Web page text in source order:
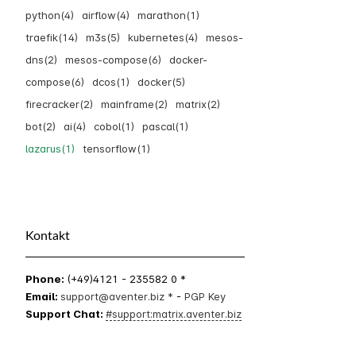
python(4)
airflow(4)
marathon(1)
traefik(14)
m3s(5) kubernetes(4)
mesos-
dns(2)
mesos-compose(6)
docker-
compose(6)
dcos(1)
docker(5)
firecracker(2)
mainframe(2)
matrix(2)
bot(2)
ai(4) cobol(1)
pascal(1)
lazarus(1)
tensorflow(1)
Kontakt
Phone: (+49)4121 - 235582 0 *
Email: support@aventer.biz * - PGP Key
Support Chat: #support:matrix.aventer.biz